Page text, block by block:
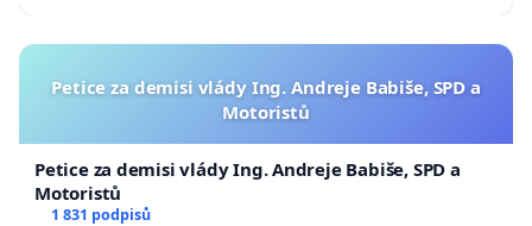
Petice za demisi vlády Ing. Andreje Babiše, SPD a
Motoristů
Petice za demisi vlády Ing. Andreje Babiše, SPD a
Motoristů
1 831 podpisů